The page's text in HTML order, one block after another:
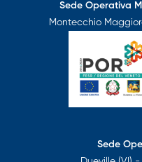
Sede Operativa
Montecchio
Sede